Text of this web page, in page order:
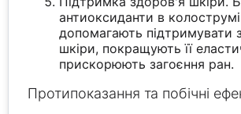
антиоксиданти в колострумі
допомагають підтримувати
шкіри, покращують її
прискорюють загоєння ран.
Протипоказання та побічні